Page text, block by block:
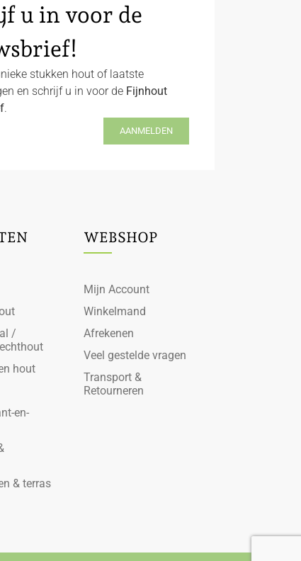
u in voor de
stukken hout of laatste
en schrijf u in voor de Fijnhout
.
AANMELDEN
/
hout
en-
& terras
WEBSHOP
Mijn Account
Winkelmand
Afrekenen
Veel gestelde vragen
Transport &
Retourneren